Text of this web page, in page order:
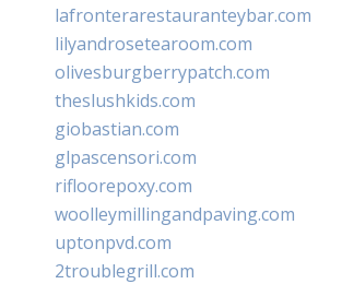
lafronterarestauranteybar.com
lilyandrosetearoom.com
olivesburgberrypatch.com
theslushkids.com
giobastian.com
glpascensori.com
rifloorepoxy.com
woolleymillingandpaving.com
uptonpvd.com
2troublegrill.com